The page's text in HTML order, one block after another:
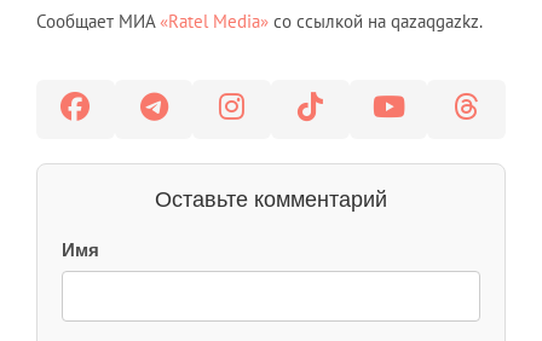
Сообщает МИА «Ratel Media» со ссылкой на qazaqgazkz.
Оставьте комментарий
Имя